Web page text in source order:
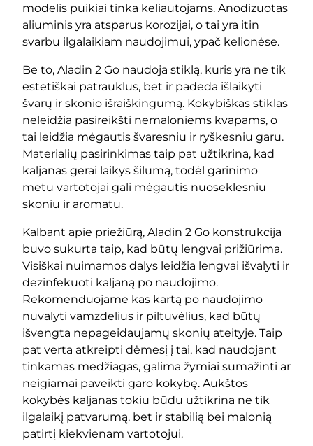
modelis puikiai tinka keliautojams. Anodizuotas
aliuminis yra atsparus korozijai, o tai yra itin
svarbu ilgalaikiam naudojimui, ypač kelionėse.
Be to, Aladin 2 Go naudoja stiklą, kuris yra ne tik
estetiškai patrauklus, bet ir padeda išlaikyti
švarų ir skonio išraiškingumą. Kokybiškas stiklas
neleidžia pasireikšti nemaloniems kvapams, o
tai leidžia mėgautis švaresniu ir ryškesniu garu.
Materialių pasirinkimas taip pat užtikrina, kad
kaljanas gerai laikys šilumą, todėl garinimo
metu vartotojai gali mėgautis nuoseklesniu
skoniu ir aromatu.
Kalbant apie priežiūrą, Aladin 2 Go konstrukcija
buvo sukurta taip, kad būtų lengvai prižiūrima.
Visiškai nuimamos dalys leidžia lengvai išvalyti ir
dezinfekuoti kaljaną po naudojimo.
Rekomenduojame kas kartą po naudojimo
nuvalyti vamzdelius ir piltuvėlius, kad būtų
išvengta nepageidaujamų skonių ateityje. Taip
pat verta atkreipti dėmesį į tai, kad naudojant
tinkamas medžiagas, galima žymiai sumažinti ar
neigiamai paveikti garo kokybę. Aukštos
kokybės kaljanas tokiu būdu užtikrina ne tik
ilgalaikį patvarumą, bet ir stabilią bei malonią
patirtį kiekvienam vartotojui.